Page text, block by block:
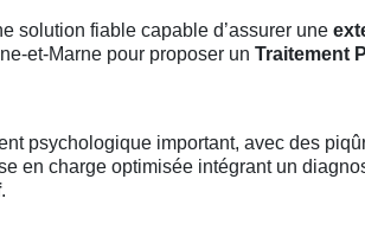
solution fiable capable d’assurer une
et-Marne pour proposer un Traitement
psychologique important, avec des
en charge optimisée intégrant un
.